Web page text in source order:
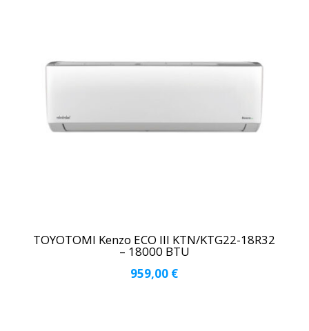
TOYOTOMI Kenzo ECO III KTN/KTG22-18R32
– 18000 BTU
959,00 €